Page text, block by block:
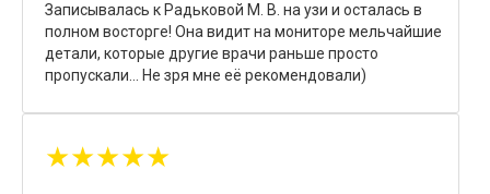
Записывалась к Радьковой М. В. на узи и осталась в
полном восторге! Она видит на мониторе мельчайшие
детали, которые другие врачи раньше просто
пропускали... Не зря мне её рекомендовали)
★★★★★